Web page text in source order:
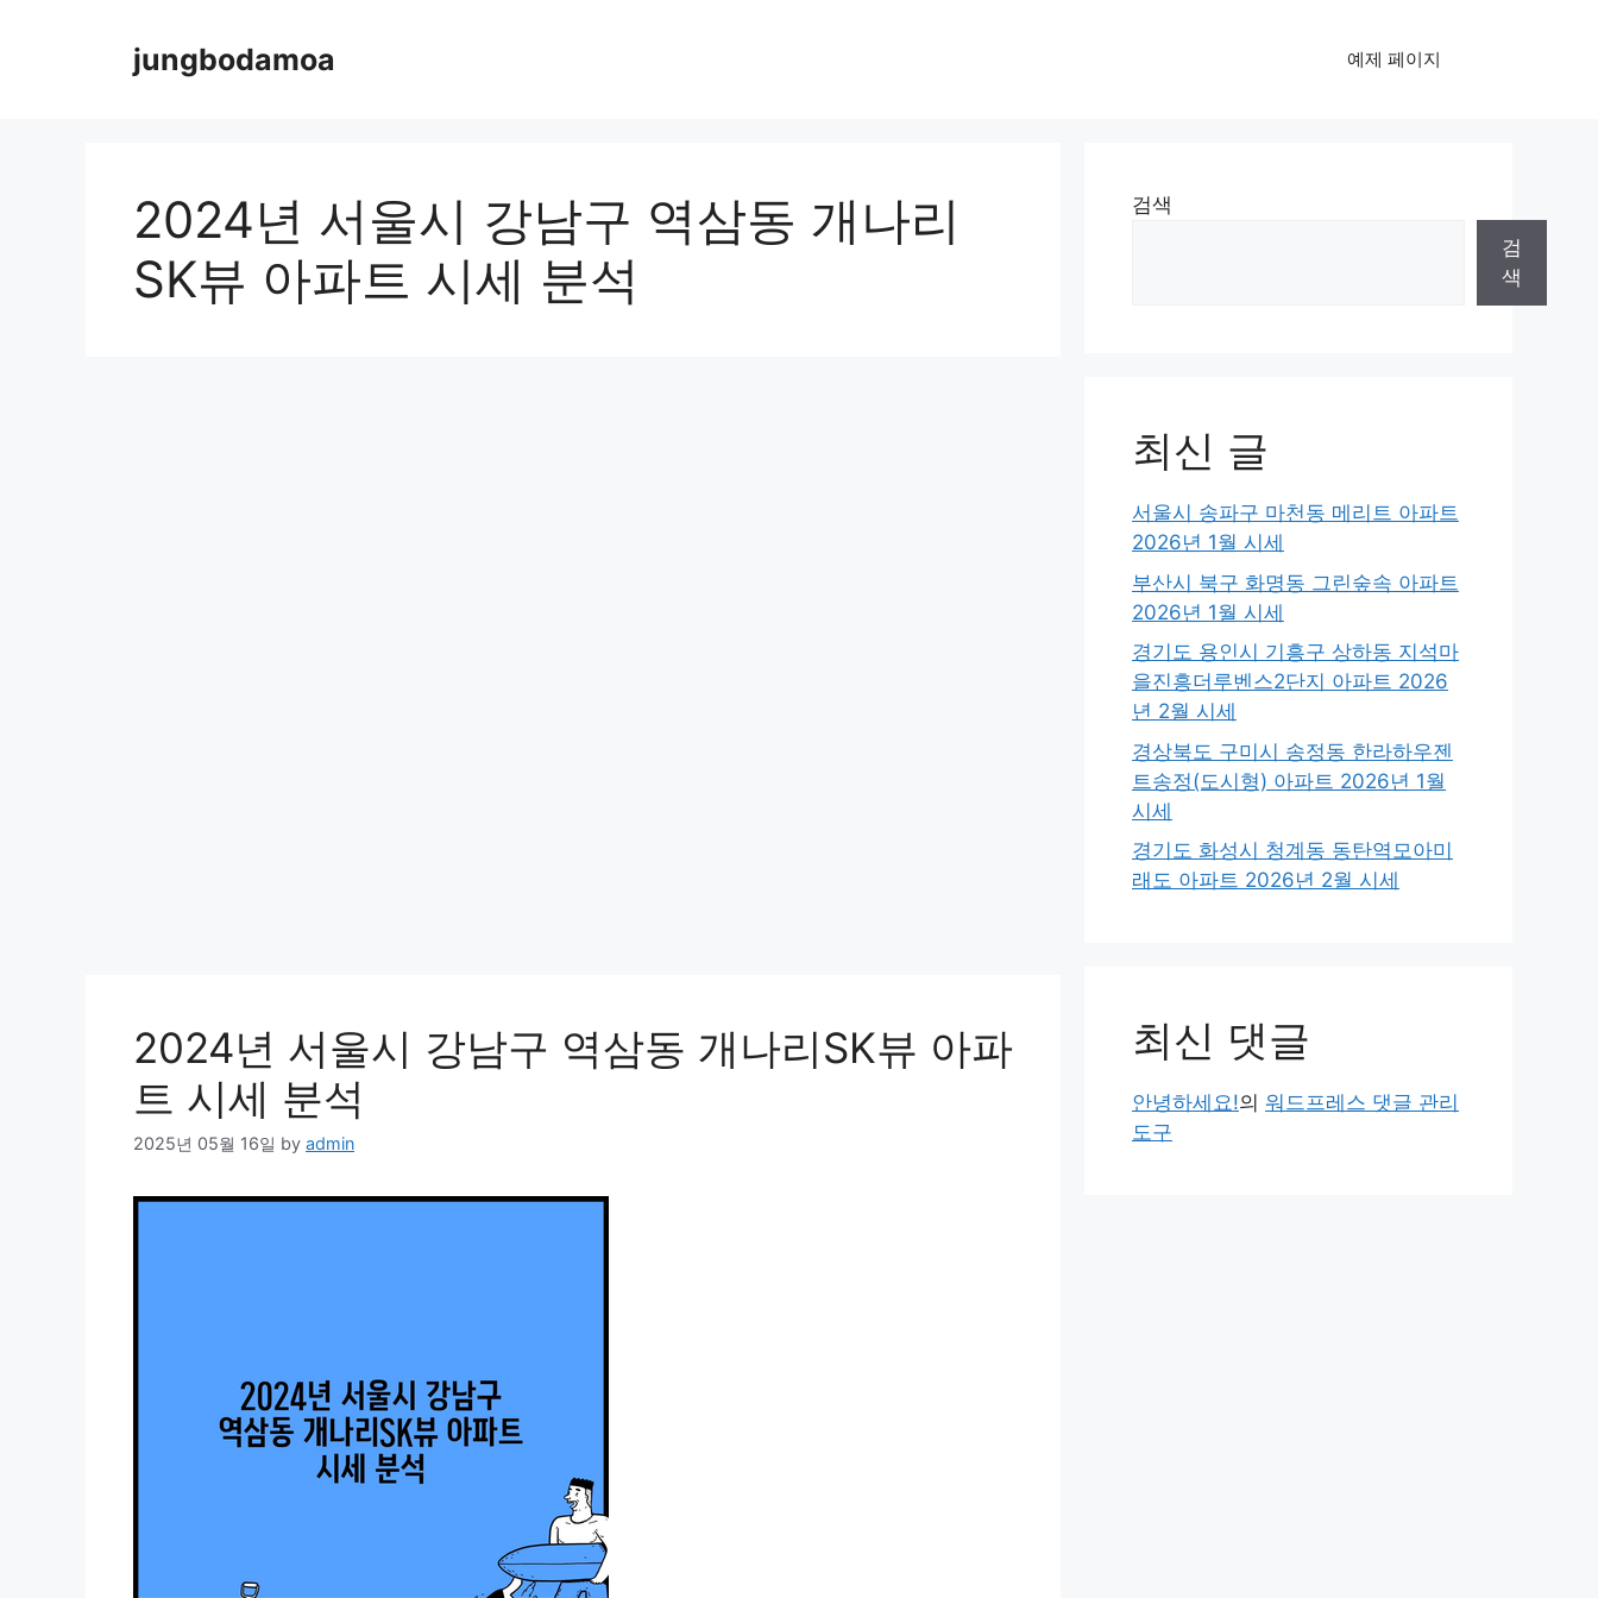
jungbodamoa 예제 페이지
2024년 서울시 강남구 역삼동 개나리
SK뷰 아파트 시세 분석
2024년 서울시 강남구 역삼동 개나리SK뷰 아파
트 시세 분석
2025년 05월 16일 by admin
검색
검
색
최신 글
서울시 송파구 마천동 메리트 아파트
2026년 1월 시세
부산시 북구 화명동 그린숲속 아파트
2026년 1월 시세
경기도 용인시 기흥구 상하동 지석마
을진흥더루벤스2단지 아파트 2026
년 2월 시세
경상북도 구미시 송정동 한라하우젠
트송정(도시형) 아파트 2026년 1월
시세
경기도 화성시 청계동 동탄역모아미
래도 아파트 2026년 2월 시세
최신 댓글
안녕하세요!의 워드프레스 댓글 관리
도구